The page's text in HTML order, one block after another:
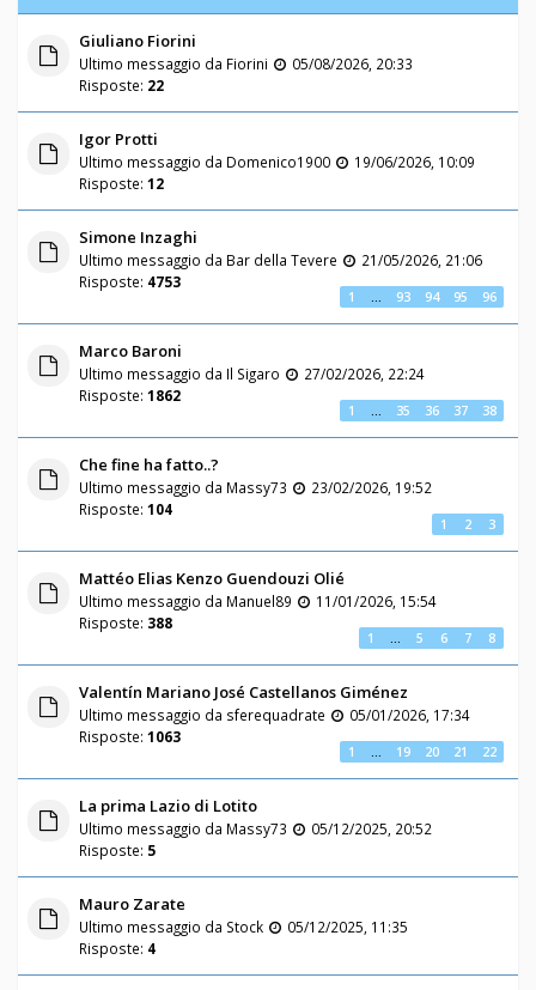
Giuliano Fiorini
Ultimo messaggio da Fiorini
05/08/2026, 20:33
Risposte: 22
Igor Protti
Ultimo messaggio da Domenico1900
19/06/2026, 10:09
Risposte: 12
Simone Inzaghi
Ultimo messaggio da Bar della Tevere
21/05/2026, 21:06
Risposte: 4753
1 … 93 94 95 96
Marco Baroni
Ultimo messaggio da Il Sigaro
27/02/2026, 22:24
Risposte: 1862
1 … 35 36 37 38
Che fine ha fatto..?
Ultimo messaggio da Massy73
23/02/2026, 19:52
Risposte: 104
1 2 3
Mattéo Elias Kenzo Guendouzi Olié
Ultimo messaggio da Manuel89
11/01/2026, 15:54
Risposte: 388
1 … 5 6 7 8
Valentín Mariano José Castellanos Giménez
Ultimo messaggio da sferequadrate
05/01/2026, 17:34
Risposte: 1063
1 … 19 20 21 22
La prima Lazio di Lotito
Ultimo messaggio da Massy73
05/12/2025, 20:52
Risposte: 5
Mauro Zarate
Ultimo messaggio da Stock
05/12/2025, 11:35
Risposte: 4